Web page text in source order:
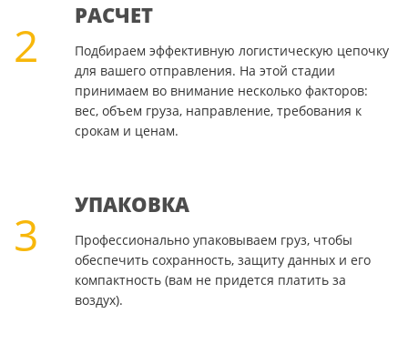
2
РАСЧЕТ
Подбираем эффективную логистическую цепочку
для вашего отправления. На этой стадии
принимаем во внимание несколько факторов:
вес, объем груза, направление, требования к
срокам и ценам.
3
УПАКОВКА
Профессионально упаковываем груз, чтобы
обеспечить сохранность, защиту данных и его
компактность (вам не придется платить за
воздух).